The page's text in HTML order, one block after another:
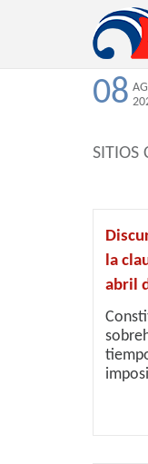
08
SITIOS
la
abril